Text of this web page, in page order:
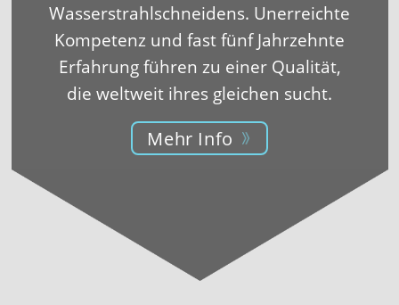
Wasserstrahlschneidens. Unerreichte
Kompetenz und fast fünf Jahrzehnte
Erfahrung führen zu einer Qualität,
die weltweit ihres gleichen sucht.
Mehr Info